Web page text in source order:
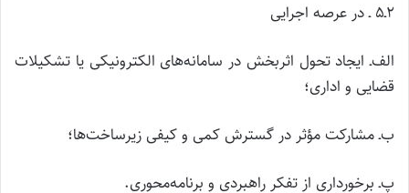
۲ـ۵ ـ در عرصه اجرایی
الف‌ـ ایجاد تحول اثربخش در سامانه‌های الکترونیکی یا تشکیلات
قضایی و اداری؛
ب‌ـ مشارکت مؤثر در گسترش کمی و کیفی زیرساخت‌ها؛
پ‌ـ برخورداری از تفکر راهبردی و برنامه‌محوری.